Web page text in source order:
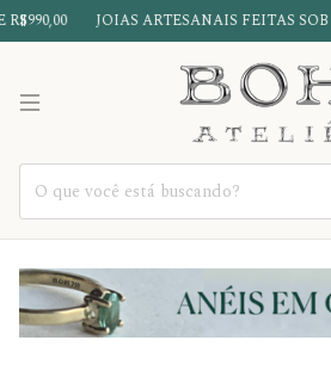
JOIAS ARTESANAIS FEITAS SOB